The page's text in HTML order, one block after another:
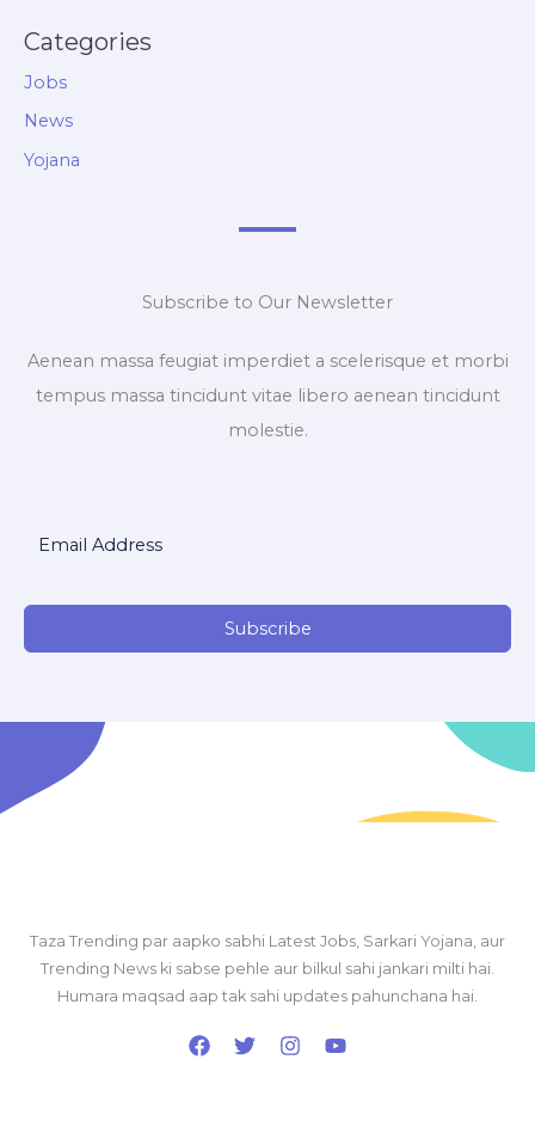
Categories
Jobs
News
Yojana
Subscribe to Our Newsletter
Aenean massa feugiat imperdiet a scelerisque et morbi
tempus massa tincidunt vitae libero aenean tincidunt
molestie.
Subscribe
Taza Trending par aapko sabhi Latest Jobs, Sarkari Yojana, aur
Trending News ki sabse pehle aur bilkul sahi jankari milti hai.
Humara maqsad aap tak sahi updates pahunchana hai.